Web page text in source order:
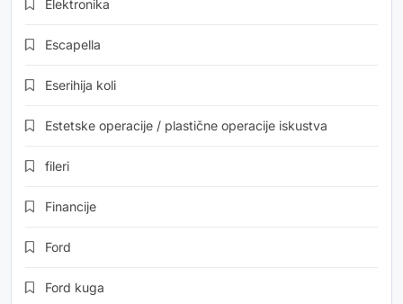
Elektronika
Escapella
Eserihija koli
Estetske operacije / plastične operacije iskustva
fileri
Financije
Ford
Ford kuga